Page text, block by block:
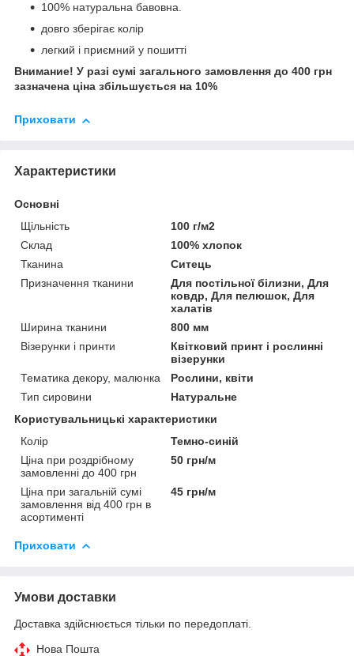
100% натуральна бавовна.
довго зберігає колір
легкий і приємний у пошитті
Внимание! У разі сумі загального замовлення до 400 грн
зазначена ціна збільшується на 10%
Приховати
Характеристики
Основні
Щільність
100 г/м2
Склад
100% хлопок
Тканина
Ситець
Призначення тканини
Для постільної білизни, Для
ковдр, Для пелюшок, Для
халатів
Ширина тканини
800 мм
Візерунки і принти
Квітковий принт і рослинні
візерунки
Тематика декору, малюнка
Рослини, квіти
Тип сировини
Натуральне
Користувальницькі характеристики
Колір
Темно-синій
Ціна при роздрібному
замовленні до 400 грн
50 грн/м
Ціна при загальній сумі
замовлення від 400 грн в
асортименті
45 грн/м
Приховати
Умови доставки
Доставка здійснюється тільки по передоплаті.
Нова Пошта